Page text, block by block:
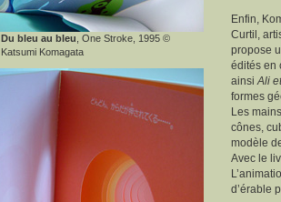
Du bleu au bleu , One Stroke, 1995 ©
Katsumi Komagata
Enfin,
Curtil,
propose
édités en
ainsiAli
formes
Les
cônes,
modèle
Avec le
d’érable